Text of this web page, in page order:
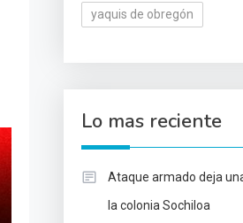
yaquis de obregón
Lo mas reciente
Ataque armado deja
la colonia Sochiloa